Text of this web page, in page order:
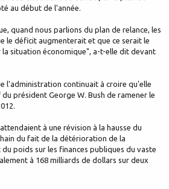
au début de l'année.
quand nous parlions du plan de relance, les
le déficit augmenterait et que ce serait le
situation économique", a-t-elle dit devant
l'administration continuait à croire qu'elle
président George W. Bush de ramener le
à une révision à la hausse du
du fait de la détérioration de la
poids sur les finances publiques du vaste
à 168 milliards de dollars sur deux